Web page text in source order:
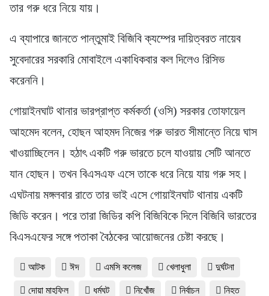
তার গরু ধরে নিয়ে যায়।
এ ব্যাপারে জানতে পান্তুমাই বিজিবি ক্যম্পের দায়িত্বরত নায়েব
সুবেদারের সরকারি মোবাইলে একাধিকবার কল দিলেও রিসিভ
করেননি।
গোয়াইনঘাট থানার ভারপ্রাপ্ত কর্মকর্তা (ওসি) সরকার তোফায়েল
আহমেদ বলেন, হোছন আহমদ নিজের গরু ভারত সীমান্তে নিয়ে ঘাস
খাওয়াচ্ছিলেন। হঠাৎ একটি গরু ভারতে চলে যাওয়ায় সেটি আনতে
যান হোছন। তখন বিএসএফ এসে তাকে ধরে নিয়ে যায় গরু সহ।
এঘটনায় মঙ্গলবার রাতে তার ভাই এসে গোয়াইনঘাট থানায় একটি
জিডি করেন। পরে তারা জিডির কপি বিজিবিকে দিলে বিজিবি ভারতের
বিএসএফের সঙ্গে পতাকা বৈঠকের আয়োজনের চেষ্টা করছে।
আটক ঈদ এমসি কলেজ খেলাধুলা দুর্ঘটনা
দোয়া মাহফিল ধর্মঘট নিখোঁজ নির্বাচন নিহত